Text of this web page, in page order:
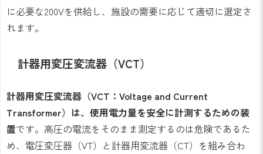
に必要な200Vを供給し、施設の需要に応じて適切に選定さ
れます。
計器用変圧変流器（VCT）
計器用変圧変流器（VCT：Voltage and Current
Transformer）は、使用電力量を安全に計測するための装
置です。高圧の電流をそのまま測定するのは危険であるた
め、電圧変圧器（VT）と計器用変流器（CT）を組み合わ